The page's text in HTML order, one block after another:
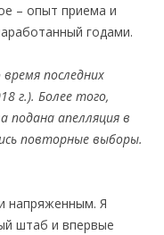
– опыт приема и
годами.
последних
г.). Более того,
а подана апелляция в
повторные выборы.
напряженным. Я
штаб и впервые